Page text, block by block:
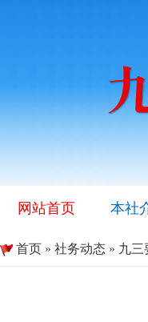
网站首页 本社
首页 » 社务动态 » 九三